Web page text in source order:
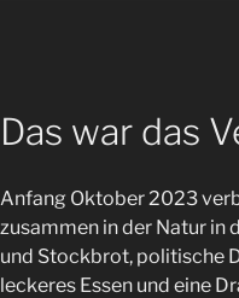
Das war das
Anfang Oktober 2023
zusammen in der Natur in
und Stockbrot, politische
leckeres Essen und eine